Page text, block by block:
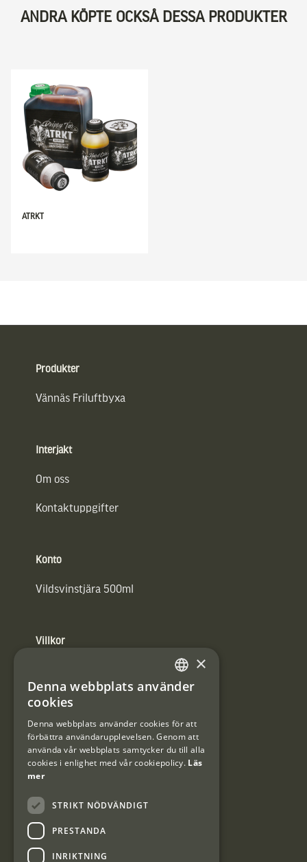
ANDRA KÖPTE OCKSÅ DESSA PRODUKTER
ATRKT
Produkter
Vännäs Friluftbyxa
Interjakt
Om oss
Kontaktuppgifter
Konto
Vildsvinstjära 500ml
Villkor
Användarvillkor
#Interjaktfamily
Kundklubb
Information om kundklubben.
SWEDISH
×
Denna webbplats använder
cookies
Denna webbplats använder cookies för att
förbättra användarupplevelsen. Genom att
använda vår webbplats samtycker du till alla
cookies i enlighet med vår cookiepolicy. Läs
mer
STRIKT NÖDVÄNDIGT
PRESTANDA
INRIKTNING